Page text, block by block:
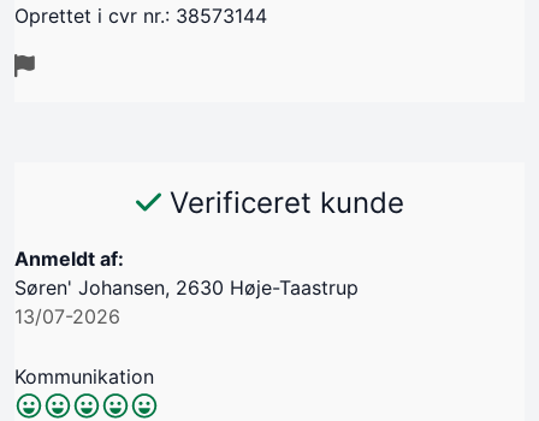
Oprettet i cvr nr.: 38573144
Verificeret kunde
Anmeldt af:
Søren' Johansen, 2630 Høje-Taastrup
13/07-2026
Kommunikation